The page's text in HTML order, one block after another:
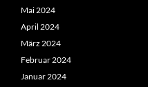
Mai 2024
April 2024
März 2024
Februar 2024
Januar 2024